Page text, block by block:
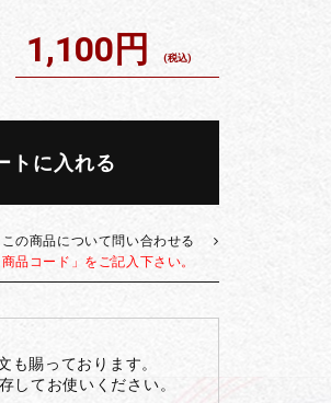
1,100円 (税込)
トに入れる
この商品について問い合わせる
品コード」をご記入下さい。
も賜っております。
してお使いください。